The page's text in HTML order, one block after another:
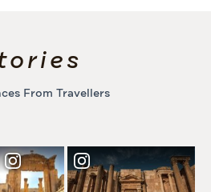
From Travellers